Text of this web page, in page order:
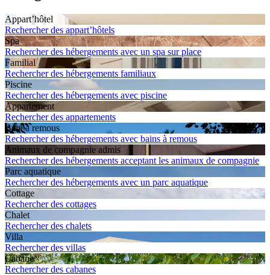
Appart’hôtel
Rechercher des appart’hôtels
Spa
Rechercher des hébergements avec un spa sur place
Familial
Rechercher des hébergements familiaux
Piscine
Rechercher des hébergements avec piscine
Apparte­ment
Rechercher des appartements
Bain à remous
Rechercher des hébergements avec bains à remous
Animaux de compagnie admis
Rechercher des hébergements acceptant les animaux de compagnie
Parc aquatique
Rechercher des hébergements avec un parc aquatique
Cottage
Rechercher des cottages
Chalet
Rechercher des chalets
Villa
Rechercher des villas
Cabane
Rechercher des cabanes